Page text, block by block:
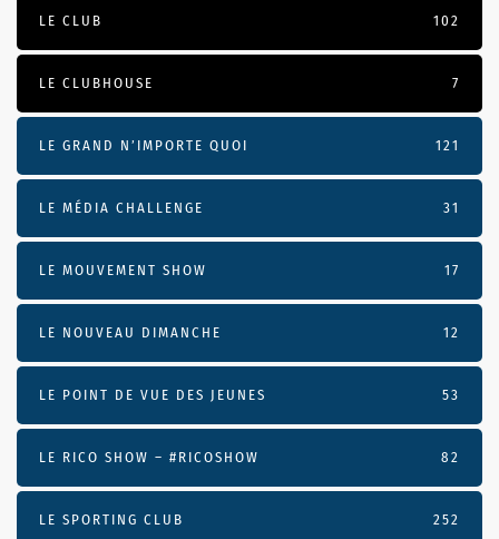
LE CLUB 102
LE CLUBHOUSE 7
LE GRAND N’IMPORTE QUOI 121
LE MÉDIA CHALLENGE 31
LE MOUVEMENT SHOW 17
LE NOUVEAU DIMANCHE 12
LE POINT DE VUE DES JEUNES 53
LE RICO SHOW – #RICOSHOW 82
LE SPORTING CLUB 252